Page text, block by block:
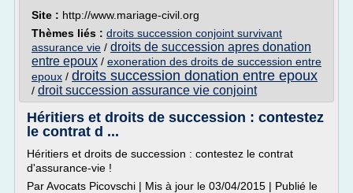
Site : http://www.mariage-civil.org
Thèmes liés : droits succession conjoint survivant
assurance vie / droits de succession apres donation
entre epoux / exoneration des droits de succession entre
epoux / droits succession donation entre epoux
/ droit succession assurance vie conjoint
Héritiers et droits de succession : contestez
le contrat d ...
Héritiers et droits de succession : contestez le contrat
d'assurance-vie !
Par Avocats Picovschi | Mis à jour le 03/04/2015 | Publié le